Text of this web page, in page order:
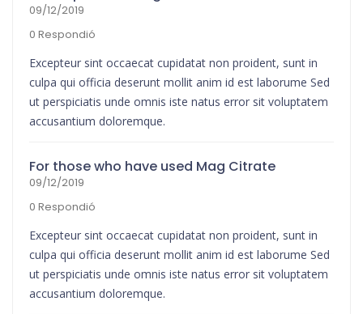
09/12/2019
0 Respondió
Excepteur sint occaecat cupidatat non proident, sunt in
culpa qui officia deserunt mollit anim id est laborume Sed
ut perspiciatis unde omnis iste natus error sit voluptatem
accusantium doloremque.
For those who have used Mag Citrate
09/12/2019
0 Respondió
Excepteur sint occaecat cupidatat non proident, sunt in
culpa qui officia deserunt mollit anim id est laborume Sed
ut perspiciatis unde omnis iste natus error sit voluptatem
accusantium doloremque.